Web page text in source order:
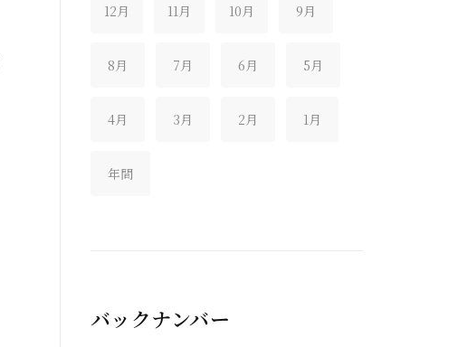
12月 11月 10月 9月
8月 7月 6月 5月
4月 3月 2月 1月
年間
バックナンバー